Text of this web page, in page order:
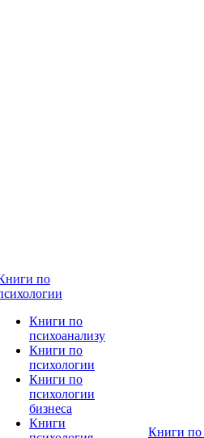
по
Книги по
психоанализу
Книги по
психологии
Книги по
психологии
бизнеса
Книги
Книги по